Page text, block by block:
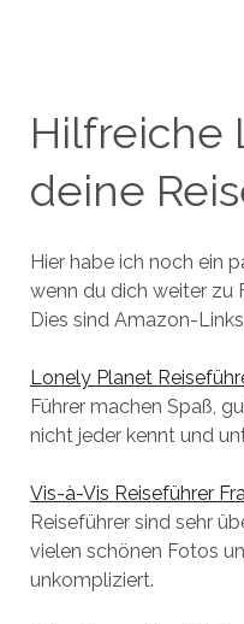
Hilfreiche
deine
Hier habe ich noch ein
wenn du dich weiter zu
Dies sind Amazon-
Lonely Planet
Führer machen Spaß,
nicht jeder kennt und
Vis-à-Vis Reiseführer
Reiseführer sind sehr
vielen schönen Fotos
unkompliziert.